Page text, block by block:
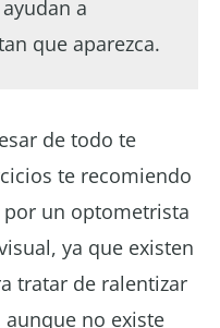
a
que aparezca.
de todo te
te recomiendo
por un optometrista
ya que existen
tratar de ralentizar
aunque no existe